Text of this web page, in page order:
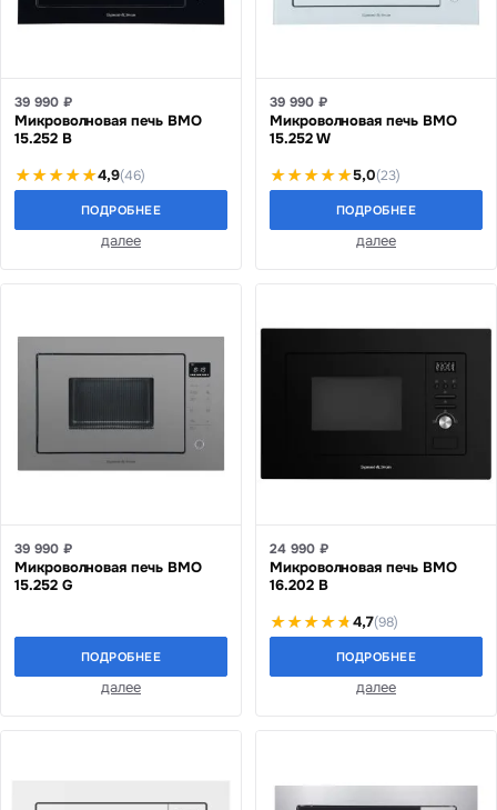
39 990 ₽
Микроволновая печь BMO
15.252 B
4,9(46)
ПОДРОБНЕЕ
далее
39 990 ₽
Микроволновая печь BMO
15.252 W
5,0(23)
ПОДРОБНЕЕ
далее
39 990 ₽
Микроволновая печь BMO
15.252 G
ПОДРОБНЕЕ
далее
24 990 ₽
Микроволновая печь BMO
16.202 B
4,7(98)
ПОДРОБНЕЕ
далее